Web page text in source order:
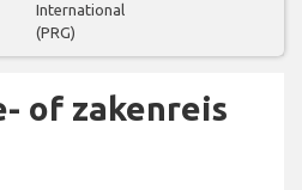
International
(PRG)
of zakenreis